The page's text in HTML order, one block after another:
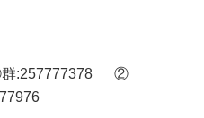
群:257777378 ②